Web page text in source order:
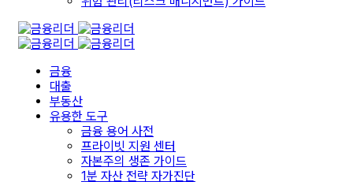
금융
대출
부동산
유용한 도구
금융 용어 사전
프라이빗 지원 센터
자본주의 생존 가이드
1분 자산 전략 자가진단